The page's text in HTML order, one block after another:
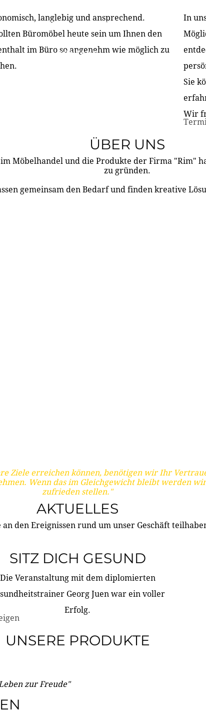
ÜBER UNS PARTNER & REFERENZEN
KONTAKT
langlebig und ansprechend.
Büromöbel heute sein um Ihnen den
im Büro so angenehm wie möglich zu
In
Sie
Wir
ÜBER UNS
Möbelhandel und die Produkte der Firma "Rim"
zu gründen.
gemeinsam den Bedarf und finden kreative
Ziele erreichen können, benötigen wir Ihr
Wenn das im Gleichgewicht bleibt werden
zufrieden stellen."
AKTUELLES
den Ereignissen rund um unser Geschäft
SITZ DICH GESUND
Die Veranstaltung mit dem diplomierten
Georg Juen war ein voller
Erfolg.
UNSERE PRODUKTE
zur Freude"